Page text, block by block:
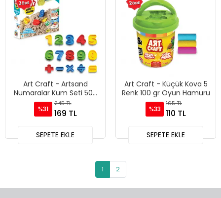
Art Craft - Artsand
Numaralar Kum Seti 500
gr
%31
245 TL
169 TL
SEPETE EKLE
Art Craft - Küçük Kova 5
Renk 100 gr Oyun Hamuru
%33
165 TL
110 TL
SEPETE EKLE
1 2